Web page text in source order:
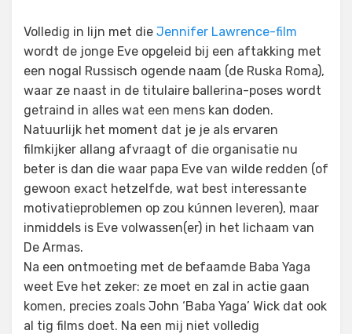
Volledig in lijn met die Jennifer Lawrence-film
wordt de jonge Eve opgeleid bij een aftakking met
een nogal Russisch ogende naam (de Ruska Roma),
waar ze naast in de titulaire ballerina-poses wordt
getraind in alles wat een mens kan doden.
Natuurlijk het moment dat je je als ervaren
filmkijker allang afvraagt of die organisatie nu
beter is dan die waar papa Eve van wilde redden (of
gewoon exact hetzelfde, wat best interessante
motivatieproblemen op zou kúnnen leveren), maar
inmiddels is Eve volwassen(er) in het lichaam van
De Armas.
Na een ontmoeting met de befaamde Baba Yaga
weet Eve het zeker: ze moet en zal in actie gaan
komen, precies zoals John ‘Baba Yaga’ Wick dat ook
al tig films doet. Na een mij niet volledig